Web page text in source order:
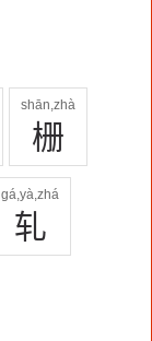
shān,zhà
栅
gá,yà,zhá
轧